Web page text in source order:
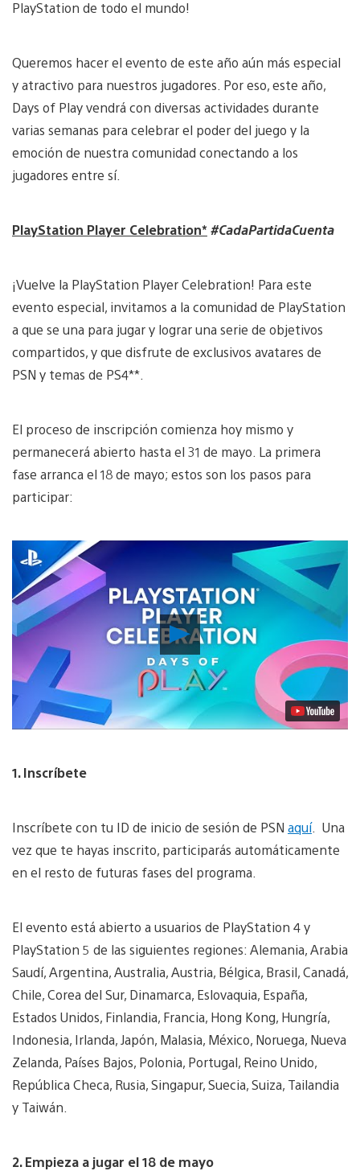
PlayStation de todo el mundo!
Queremos hacer el evento de este año aún más especial
y atractivo para nuestros jugadores. Por eso, este año,
Days of Play vendrá con diversas actividades durante
varias semanas para celebrar el poder del juego y la
emoción de nuestra comunidad conectando a los
jugadores entre sí.
PlayStation Player Celebration* #CadaPartidaCuenta
¡Vuelve la PlayStation Player Celebration! Para este
evento especial, invitamos a la comunidad de PlayStation
a que se una para jugar y lograr una serie de objetivos
compartidos, y que disfrute de exclusivos avatares de
PSN y temas de PS4**.
El proceso de inscripción comienza hoy mismo y
permanecerá abierto hasta el 31 de mayo. La primera
fase arranca el 18 de mayo; estos son los pasos para
participar:
Reproducir
vídeo
1. Inscríbete
Inscríbete con tu ID de inicio de sesión de PSN aquí. Una
vez que te hayas inscrito, participarás automáticamente
en el resto de futuras fases del programa.
El evento está abierto a usuarios de PlayStation 4 y
PlayStation 5 de las siguientes regiones: Alemania, Arabia
Saudí, Argentina, Australia, Austria, Bélgica, Brasil, Canadá,
Chile, Corea del Sur, Dinamarca, Eslovaquia, España,
Estados Unidos, Finlandia, Francia, Hong Kong, Hungría,
Indonesia, Irlanda, Japón, Malasia, México, Noruega, Nueva
Zelanda, Países Bajos, Polonia, Portugal, Reino Unido,
República Checa, Rusia, Singapur, Suecia, Suiza, Tailandia
y Taiwán.
2. Empieza a jugar el 18 de mayo